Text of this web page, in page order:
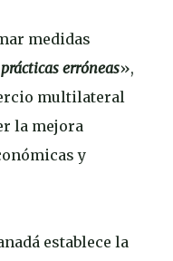
medidas
erróneas»,
multilateral
la mejora
y
establece la